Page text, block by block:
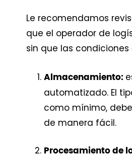
Le recomendamos
que el operador de
sin que las
Almacenamiento:
automatizado. El
como mínimo,
de manera fácil.
Procesamiento de